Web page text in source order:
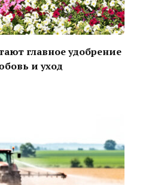
главное удобрение
и уход